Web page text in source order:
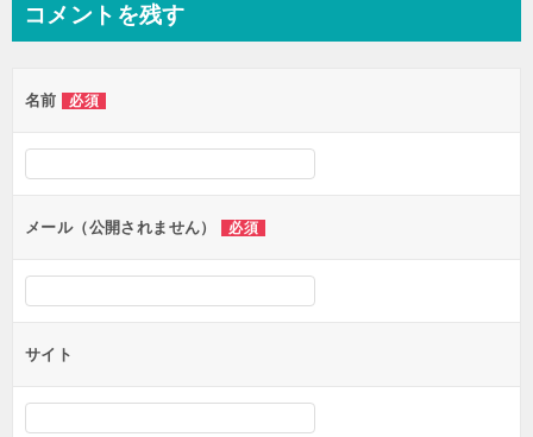
ビ
ー
シ
ョ
ン
コメントを残す
名前 必須
メール（公開されません） 必須
サイト